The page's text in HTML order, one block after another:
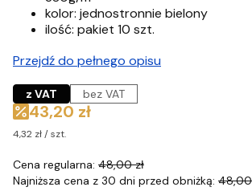
kolor: jednostronnie bielony
ilość: pakiet 10 szt.
Przejdź do pełnego opisu
z VAT bez VAT
43,20 zł
4,32 zł / szt.
Cena regularna: 48,00 zł
Najniższa cena z 30 dni przed obniżką: 48,00